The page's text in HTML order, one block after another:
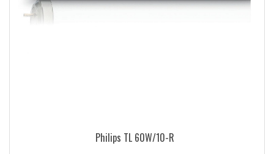
Philips TL 60W/10-R